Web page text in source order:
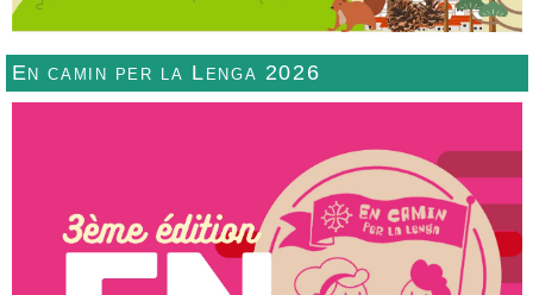
En camin per la Lenga 2026